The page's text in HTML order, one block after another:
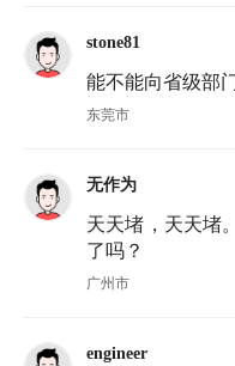
stone81
能不能向省级部
东莞市
无作为
天天堵，天天堵
了吗？
广州市
engineer